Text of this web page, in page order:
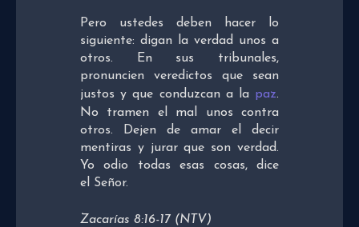
Pero ustedes deben hacer lo
siguiente: digan la verdad unos a
otros. En sus tribunales,
pronuncien veredictos que sean
justos y que conduzcan a la paz.
No tramen el mal unos contra
otros. Dejen de amar el decir
mentiras y jurar que son verdad.
Yo odio todas esas cosas, dice
el Señor.
Zacarías 8:16-17 (NTV)